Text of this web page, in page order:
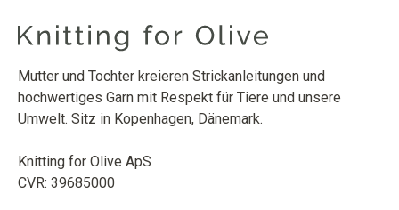
Mutter und Tochter kreieren Strickanleitungen und
hochwertiges Garn mit Respekt für Tiere und unsere
Umwelt. Sitz in Kopenhagen, Dänemark.
Knitting for Olive ApS
CVR: 39685000